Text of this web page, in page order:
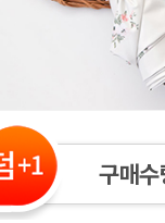
구매수